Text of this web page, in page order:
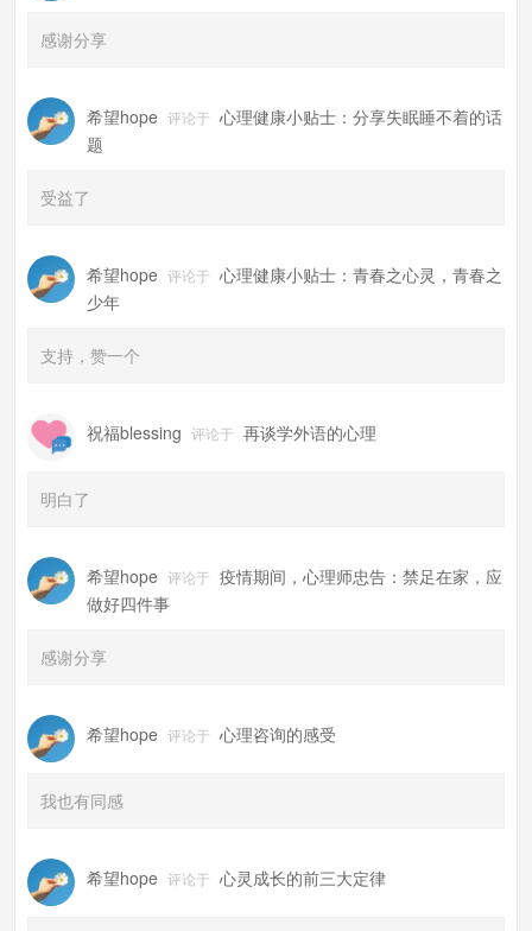
感谢分享
希望hope 评论于 心理健康小贴士：分享失眠睡不着的话
题
受益了
希望hope 评论于 心理健康小贴士：青春之心灵，青春之
少年
支持，赞一个
祝福blessing 评论于 再谈学外语的心理
明白了
希望hope 评论于 疫情期间，心理师忠告：禁足在家，应
做好四件事
感谢分享
希望hope 评论于 心理咨询的感受
我也有同感
希望hope 评论于 心灵成长的前三大定律